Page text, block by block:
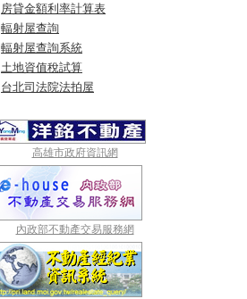
房貸金額利率計算表
輻射屋查詢
輻射屋查詢系統
土地資值稅試算
台北司法院法拍屋
高雄市政府資訊網
內政部不動產交易服務網